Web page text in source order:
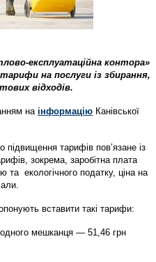
експлуатаційна контора»
на послуги із збирання,
відходів.
на інформацію Канівської
тарифів пов’язане із
зокрема, заробітна плата
екологічного податку, ціна на
вставити такі тарифи:
одного мешканця — 51,46 грн